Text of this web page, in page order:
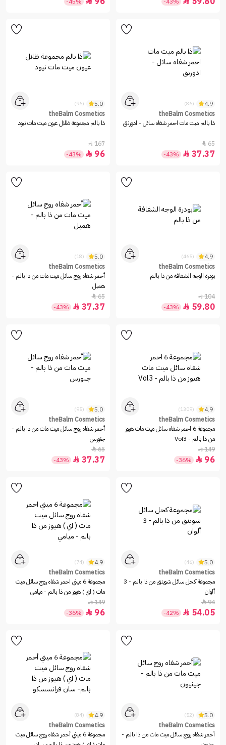
4.9
(86)
theBalm Cosmetics
ذا بالم ميت مات احمر شفاه سائل - ادورنق
65

37.37

-43%
5.0
(96)
theBalm Cosmetics
ذا بالم مجموعة ظلال عيون ميت مات نيود
167

96

-43%
4.9
(465)
theBalm Cosmetics
بودرة الوجه الشفافة من ذا بالم
104

59.80

-43%
5.0
(18)
theBalm Cosmetics
أحمر شفاه روج سائل ميت مات من ذا بالم -
همبل
65

37.37

-43%
4.9
(1309)
theBalm Cosmetics
مجموعة 6 احمر شفاه سائل ميت مات هيوز
من ذا بالم - Vol3
149

96

-36%
5.0
(95)
theBalm Cosmetics
أحمر شفاه روج سائل ميت مات من ذا بالم -
جنورس
65

37.37

-43%
5.0
(46)
theBalm Cosmetics
مجموعة كحل سائل شوينق من ذا بالم - 3
ألوان
94

54.05

-42%
4.9
(74)
theBalm Cosmetics
مجموعة 6 ميني احمر شفاه روج سائل ميت
مات ( اي ) هيوز من ذا بالم - ميامي
149

96

-36%
5.0
(52)
theBalm Cosmetics
أحمر شفاه روج سائل ميت مات من ذا بالم -
4.9
(84)
theBalm Cosmetics
مجموعة 6 ميني أحمر شفاه روج سائل ميت